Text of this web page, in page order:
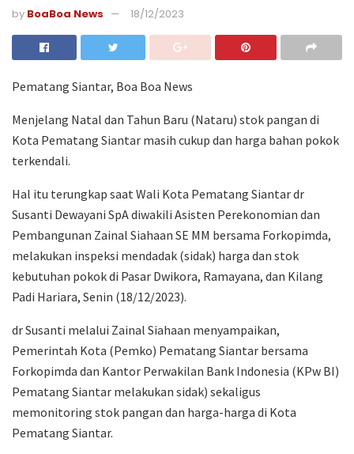
by BoaBoa News 18/12/2023
Pematang Siantar, Boa Boa News
Menjelang Natal dan Tahun Baru (Nataru) stok pangan di
Kota Pematang Siantar masih cukup dan harga bahan pokok
terkendali.
Hal itu terungkap saat Wali Kota Pematang Siantar dr
Susanti Dewayani SpA diwakili Asisten Perekonomian dan
Pembangunan Zainal Siahaan SE MM bersama Forkopimda,
melakukan inspeksi mendadak (sidak) harga dan stok
kebutuhan pokok di Pasar Dwikora, Ramayana, dan Kilang
Padi Hariara, Senin (18/12/2023).
dr Susanti melalui Zainal Siahaan menyampaikan,
Pemerintah Kota (Pemko) Pematang Siantar bersama
Forkopimda dan Kantor Perwakilan Bank Indonesia (KPw BI)
Pematang Siantar melakukan sidak) sekaligus
memonitoring stok pangan dan harga-harga di Kota
Pematang Siantar.